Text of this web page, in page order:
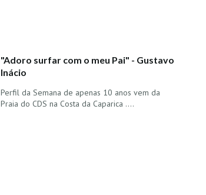
"Adoro surfar com o meu Pai" - Gustavo
Inácio
Perfil da Semana de apenas 10 anos vem da
Praia do CDS na Costa da Caparica ....